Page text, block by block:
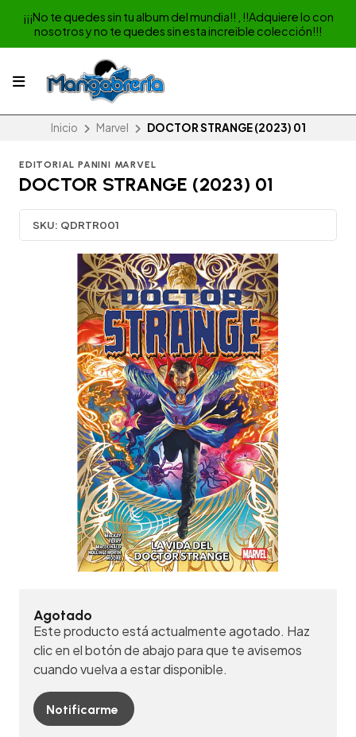
¡¡¡No te quedes sin tu album del mundia!! , !!Adquiere lo con
nosotros y no te quedes sin esta increible colección!!!
Inicio Marvel DOCTOR STRANGE (2023) 01
EDITORIAL PANINI MARVEL
DOCTOR STRANGE (2023) 01
SKU: QDRTR001
Agotado
Este producto está actualmente agotado. Haz
clic en el botón de abajo para que te avisemos
cuando vuelva a estar disponible.
Notificarme